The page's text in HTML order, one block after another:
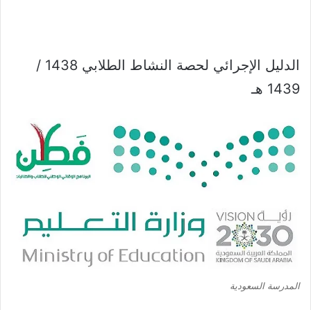
الدليل الإجرائي لحصة النشاط الطلابي 1438 /
1439 هـ
المدرسة السعودية